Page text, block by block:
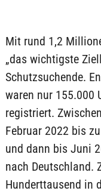
Mit rund 1,2
„das wichtigste
Schutzsuchende.
waren nur 155.000
registriert.
Februar 2022 bis
und dann bis Juni
nach Deutschland.
Hunderttausend in